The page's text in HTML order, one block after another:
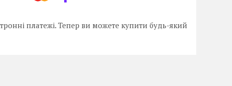
платежі. Тепер ви можете купити будь-який